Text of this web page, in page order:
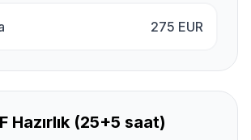
275 EUR
Hazırlık (25+5 saat)